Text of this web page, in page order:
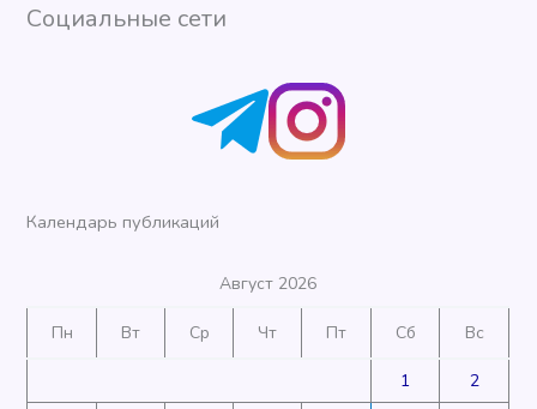
Социальные сети
Календарь публикаций
Август 2026
Пн Вт Ср Чт Пт Сб Вс
1 2